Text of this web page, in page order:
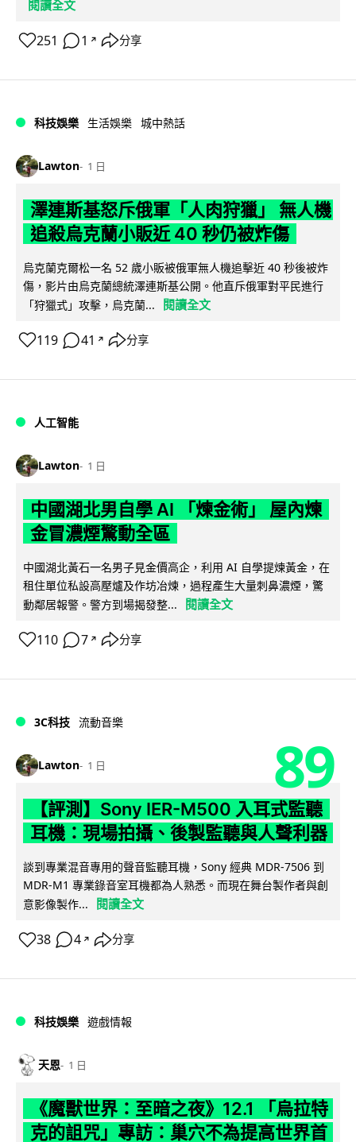
閱讀全文
251 1 ↗ 分享
科技娛樂 生活娛樂 城中熱話
Lawton 1 日
澤連斯基怒斥俄軍「人肉狩獵」 無人機
追殺烏克蘭小販近 40 秒仍被炸傷
烏克蘭克爾松一名 52 歲小販被俄軍無人機追擊近 40 秒後被炸
傷，影片由烏克蘭總統澤連斯基公開。他直斥俄軍對平民進行
「狩獵式」攻擊，烏克蘭...
閱讀全文
119 41 ↗ 分享
人工智能
Lawton 1 日
中國湖北男自學 AI 「煉金術」 屋內煉
金冒濃煙驚動全區
中國湖北黃石一名男子見金價高企，利用 AI 自學提煉黃金，在
租住單位私設高壓爐及作坊冶煉，過程產生大量刺鼻濃煙，驚
動鄰居報警。警方到場揭發整...
閱讀全文
110 7 ↗ 分享
3C科技 流動音樂
Lawton 1 日 89
【評測】Sony IER-M500 入耳式監聽
耳機：現場拍攝、後製監聽與人聲利器
談到專業混音專用的聲音監聽耳機，Sony 經典 MDR-7506 到
MDR-M1 專業錄音室耳機都為人熟悉。而現在舞台製作者與創
意影像製作...
閱讀全文
38 4 ↗ 分享
科技娛樂 遊戲情報
天恩 1 日
《魔獸世界：至暗之夜》12.1 「烏拉特
克的詛咒」專訪：巢穴不為提高世界首